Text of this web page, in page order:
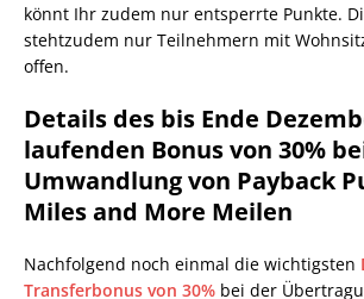
könnt Ihr zudem nur entsperrte Punkte.
stehtzudem nur Teilnehmern mit
offen.
Details des bis Ende
laufenden Bonus von 30%
Umwandlung von Payback
Miles and More Meilen
Nachfolgend noch einmal die wichtigsten
Transferbonus von 30% bei der